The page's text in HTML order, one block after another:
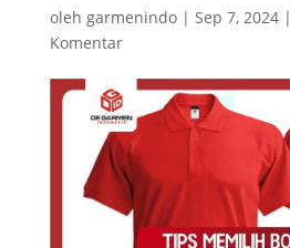
oleh garmenindo| Sep 7, 2024|
Komentar